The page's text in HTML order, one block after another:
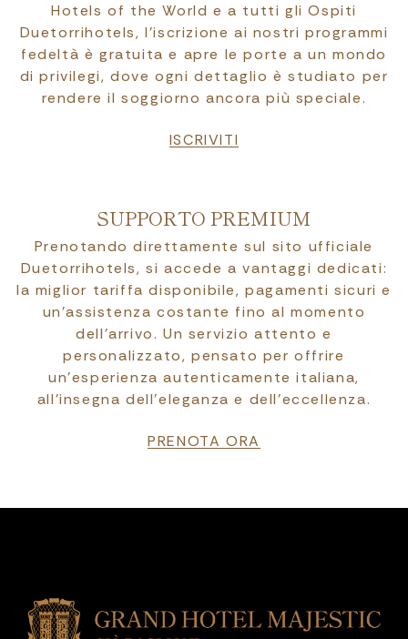
Hotels of the World e a tutti gli Ospiti
Duetorrihotels, l’iscrizione ai nostri programmi
fedeltà è gratuita e apre le porte a un mondo
di privilegi, dove ogni dettaglio è studiato per
rendere il soggiorno ancora più speciale.
ISCRIVITI
SUPPORTO PREMIUM
Prenotando direttamente sul sito ufficiale
Duetorrihotels, si accede a vantaggi dedicati:
la miglior tariffa disponibile, pagamenti sicuri e
un’assistenza costante fino al momento
dell’arrivo. Un servizio attento e
personalizzato, pensato per offrire
un’esperienza autenticamente italiana,
all’insegna dell’eleganza e dell’eccellenza.
PRENOTA ORA